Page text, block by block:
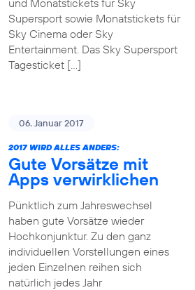
und Monatstickets für Sky
Supersport sowie Monatstickets für
Sky Cinema oder Sky
Entertainment. Das Sky Supersport
Tagesticket […]
06. Januar 2017
2017 WIRD ALLES ANDERS:
Gute Vorsätze mit
Apps verwirklichen
Pünktlich zum Jahreswechsel
haben gute Vorsätze wieder
Hochkonjunktur. Zu den ganz
individuellen Vorstellungen eines
jeden Einzelnen reihen sich
natürlich jedes Jahr